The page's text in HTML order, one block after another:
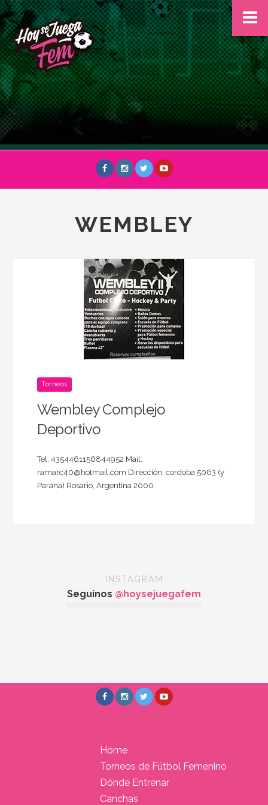
WEMBLEY
Torneos
Wembley Complejo
Deportivo
Tel: 4354461156844952 Mail:
ramarc40@hotmail.com Dirección: cordoba 5063 (y
Parana) Rosario, Argentina 2000
INSTAGRAM
Seguinos @hoysejuegafem
Home
Torneos de Fútbol Femenino
Dónde Entrenar
Canchas